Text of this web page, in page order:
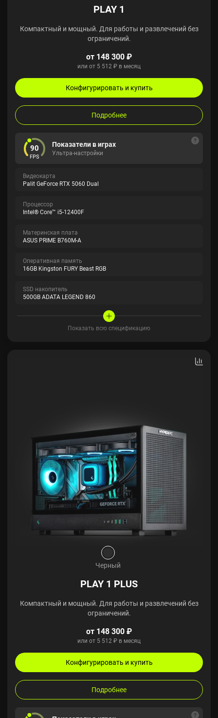
PLAY 1
Компактный и мощный. Для работы и развлечений без
ограничений.
от 148 300 ₽
или от 5 512 ₽ в месяц
Конфигурировать и купить
Подробнее
90
FPS
Показатели в играх
Ультра-настройки
Видеокарта
Palit GeForce RTX 5060 Dual
Процессор
Intel® Core™ i5-12400F
Материнская плата
ASUS PRIME B760M-A
Оперативная память
16GB Kingston FURY Beast RGB
SSD накопитель
500GB ADATA LEGEND 860
Показать всю спецификацию
Черный
PLAY 1 PLUS
Компактный и мощный. Для работы и развлечений без
ограничений.
от 148 300 ₽
или от 5 512 ₽ в месяц
Конфигурировать и купить
Подробнее